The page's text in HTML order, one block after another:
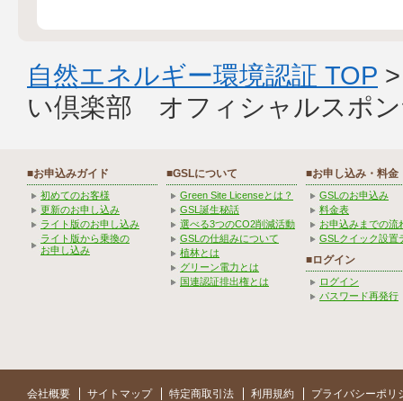
自然エネルギー環境認証 TOP
い倶楽部 オフィシャルスポ
■お申込みガイド
初めてのお客様
更新のお申し込み
ライト版のお申し込み
ライト版から乗換の
お申し込み
■GSLについて
Green Site Licenseとは？
GSL誕生秘話
選べる3つのCO2削減活動
GSLの仕組みについて
植林とは
グリーン電力とは
国連認証排出権とは
■お申し込み・料金
GSLのお申込み
料金表
お申込みまでの流
GSLクイック設置
■ログイン
ログイン
パスワード再発行
会社概要 サイトマップ 特定商取引法 利用規約 プライバシーポリ